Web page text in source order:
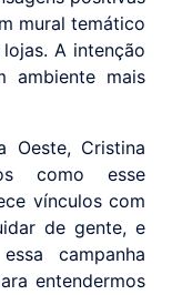
mural temático
A intenção
ambiente mais
Oeste, Cristina
como esse
vínculos com
de gente, e
campanha
entendermos